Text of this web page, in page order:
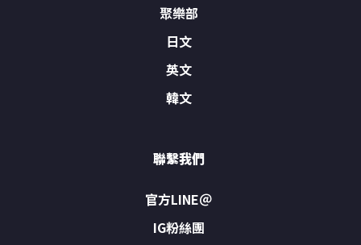
聚樂部
日文
英文
韓文
聯繫我們
官方LINE＠
IG粉絲團